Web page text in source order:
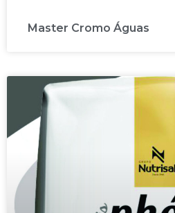
Master Cromo Águas